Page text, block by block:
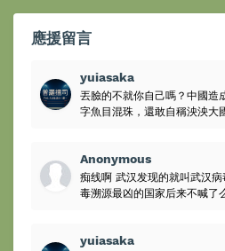
應援留言
yuiasaka
丟臉的不就你自己嗎？中國造
字魚目混珠，還敢自稱泱泱大
Anonymous
痴线啊 武汉发现的就叫武汉
毒溯源最凶的国家后来不喊了
yuiasaka